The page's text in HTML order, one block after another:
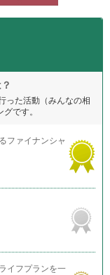
った活動（みんなの相
です。
ファイナンシャ
イフプランを一